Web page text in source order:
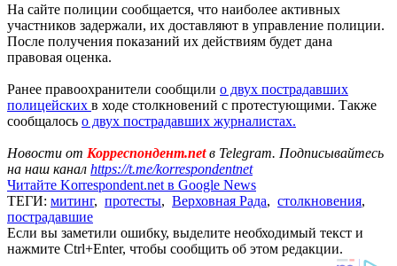
На сайте полиции сообщается, что наиболее активных
участников задержали, их доставляют в управление полиции.
После получения показаний их действиям будет дана
правовая оценка.
Ранее правоохранители сообщили о двух пострадавших
полицейских в ходе столкновений с протестующими. Также
сообщалось о двух пострадавших журналистах.
Новости от Корреспондент.netв Telegram. Подписывайтесь
на наш канал https://t.me/korrespondentnet
Читайте Korrespondent.net в Google News
ТЕГИ: митинг, протесты, Верховная Рада, столкновения,
пострадавшие
Если вы заметили ошибку, выделите необходимый текст и
нажмите Ctrl+Enter, чтобы сообщить об этом редакции.